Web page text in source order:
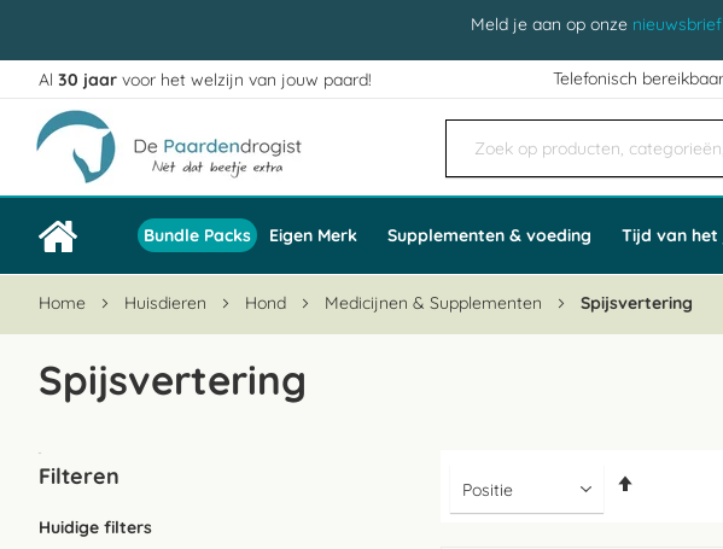
Meld je aan op onze nieuwsbrief
Ga
naar
de
inhoud
Al 30 jaar voor het welzijn van jouw paard! Telefonisch
Bundle Packs Eigen Merk Supplementen & voeding Tijd van
Home Huisdieren Hond Medicijnen & Supplementen Spijsvertering
Spijsvertering
Filteren
Huidige filters